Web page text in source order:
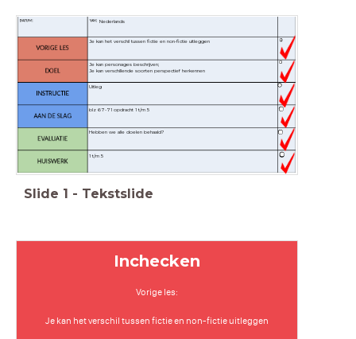
Je kan het verschil tussen fictie en non-fictie uitleggen
Je kan personages beschrijven;
Je kan verschillende soorten perspectief herkennen
Uitleg
Nederlands
blz 67-71 opdracht 1 t/m 5
Hebben we alle doelen behaald?
1 t/m 5
Slide 1 - Tekstslide
Inchecken
Vorige les:
Je kan het verschil tussen fictie en non-fictie uitleggen